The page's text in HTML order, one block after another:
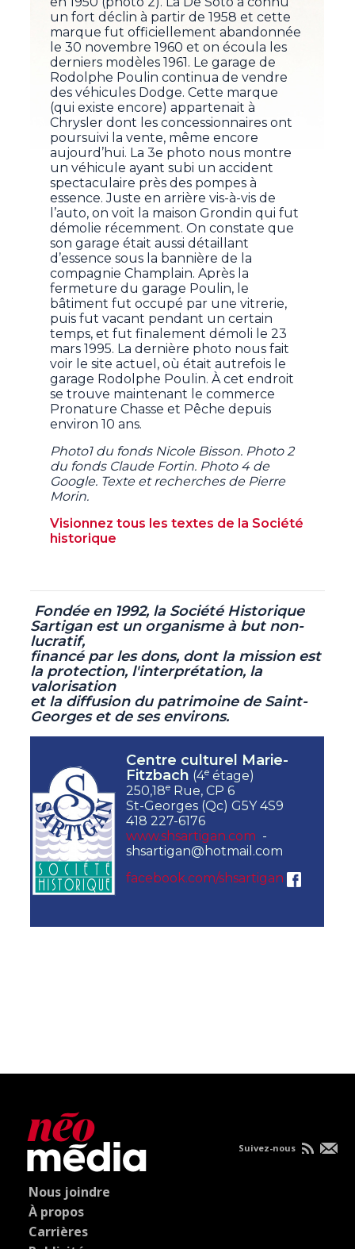
un fort déclin à partir de 1958 et cette
marque fut officiellement abandonnée
le 30 novembre 1960 et on écoula les
derniers modèles 1961. Le garage de
Rodolphe Poulin continua de vendre
des véhicules Dodge. Cette marque
(qui existe encore) appartenait à
Chrysler dont les concessionnaires ont
poursuivi la vente, même encore
aujourd’hui. La 3e photo nous montre
un véhicule ayant subi un accident
spectaculaire près des pompes à
essence. Juste en arrière vis-à-vis de
l’auto, on voit la maison Grondin qui fut
démolie récemment. On constate que
son garage était aussi détaillant
d’essence sous la bannière de la
compagnie Champlain. Après la
fermeture du garage Poulin, le
bâtiment fut occupé par une vitrerie,
puis fut vacant pendant un certain
temps, et fut finalement démoli le 23
mars 1995. La dernière photo nous fait
voir le site actuel, où était autrefois le
garage Rodolphe Poulin. À cet endroit
se trouve maintenant le commerce
Pronature Chasse et Pêche depuis
environ 10 ans.
Photo1 du fonds Nicole Bisson. Photo 2
du fonds Claude Fortin. Photo 4 de
Google. Texte et recherches de Pierre
Morin.
Visionnez tous les textes de la Société
historique
Fondée en 1992, la Société Historique
Sartigan est un organisme à but non-
lucratif,
financé par les dons, dont la mission est
la protection, l'interprétation, la
valorisation
et la diffusion du patrimoine de Saint-
Georges et de ses environs.
Centre culturel Marie-
Fitzbach (4e étage)
250,18e Rue, CP 6
St-Georges (Qc) G5Y 4S9
418 227-6176
www.shsartigan.com -
shsartigan@hotmail.com
facebook.com/shsartigan
Nous joindre
À propos
Carrières
Suivez-nous